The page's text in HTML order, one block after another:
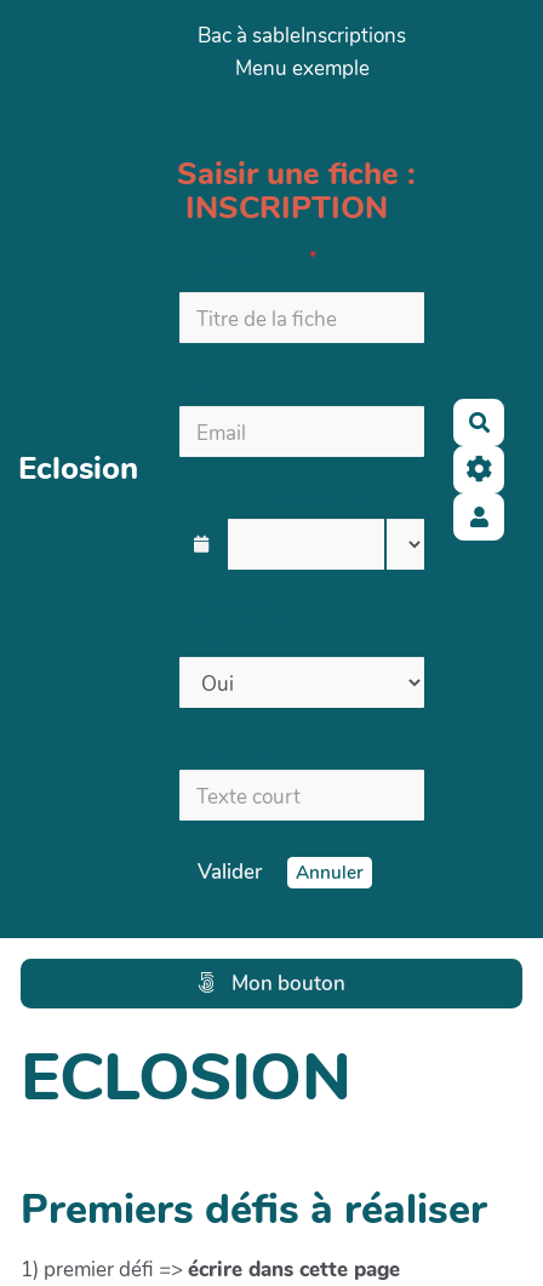
Aller au contenu principal
Eclosion
Bac à sableInscriptions
Menu exemple
Saisir une fiche :
INSCRIPTION
Valider Annuler
Mon bouton
ECLOSION
Premiers défis à réaliser
1) premier défi => écrire dans cette page